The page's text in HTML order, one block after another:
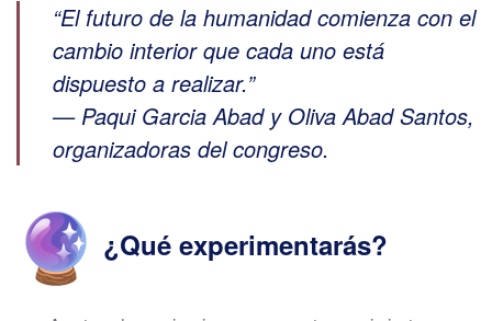
“El futuro de la humanidad comienza con el
cambio interior que cada uno está
dispuesto a realizar.”
— Paqui Garcia Abad y Oliva Abad Santos,
organizadoras del congreso.
¿Qué experimentarás?